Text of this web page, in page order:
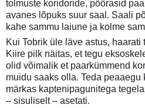
tolmuste koridoride, pöörasid
avanes lõpuks suur saal. Saali
kahe sammu laiune ja kolme
Kui Tobrik üle läve astus,
Kiire pilk näitas, et tegu
olid võimalik et paarkümmend
muidu saaks olla. Teda peaaegu
märkas kaptenipagunitega
– sisuliselt – asetati.